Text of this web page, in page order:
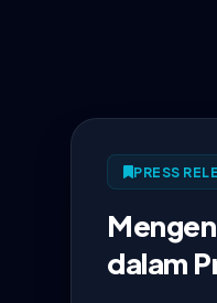
PRESS
dalam